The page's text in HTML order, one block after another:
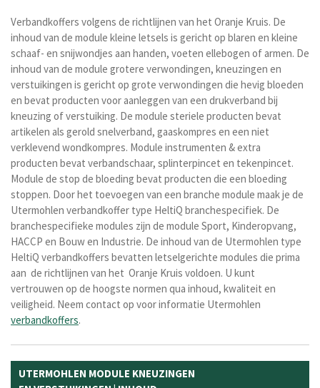
Verbandkoffers volgens de richtlijnen van het Oranje Kruis. De
inhoud van de module kleine letsels is gericht op blaren en kleine
schaaf- en snijwondjes aan handen, voeten ellebogen of armen. De
inhoud van de module grotere verwondingen, kneuzingen en
verstuikingen is gericht op grote verwondingen die hevig bloeden
en bevat producten voor aanleggen van een drukverband bij
kneuzing of verstuiking. De module steriele producten bevat
artikelen als gerold snelverband, gaaskompres en een niet
verklevend wondkompres. Module instrumenten & extra
producten bevat verbandschaar, splinterpincet en tekenpincet.
Module de stop de bloeding bevat producten die een bloeding
stoppen. Door het toevoegen van een branche module maak je de
Utermohlen verbandkoffer type HeltiQ branchespecifiek. De
branchespecifieke modules zijn de module Sport, Kinderopvang,
HACCP en Bouw en Industrie. De inhoud van de Utermohlen type
HeltiQ verbandkoffers bevatten letselgerichte modules die prima
aan de richtlijnen van het Oranje Kruis voldoen. U kunt
vertrouwen op de hoogste normen qua inhoud, kwaliteit en
veiligheid. Neem contact op voor informatie Utermohlen
verbandkoffers.
UTERMOHLEN MODULE KNEUZINGEN